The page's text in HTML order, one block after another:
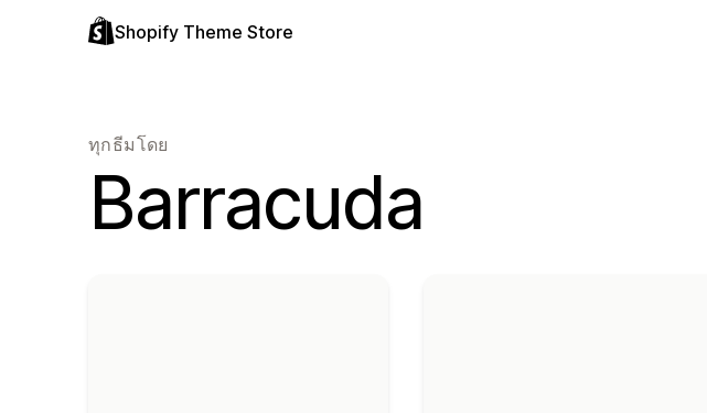
Shopify Theme Store
ทุกธีมโดย
Barracuda